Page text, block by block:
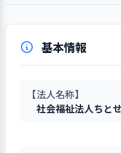
基本情報
【法人名称】
社会福祉法人ちと